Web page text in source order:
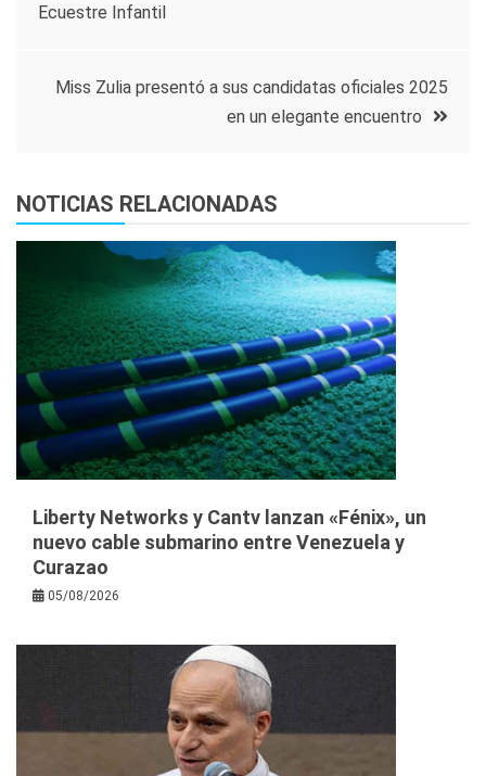
entradas
Ecuestre Infantil
Miss Zulia presentó a sus candidatas oficiales 2025
en un elegante encuentro
NOTICIAS RELACIONADAS
Liberty Networks y Cantv lanzan «Fénix», un
nuevo cable submarino entre Venezuela y
Curazao
05/08/2026